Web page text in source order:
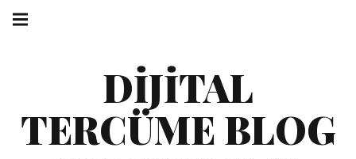
Skip
DIJITAL
TERCÜME BLOG
navigation